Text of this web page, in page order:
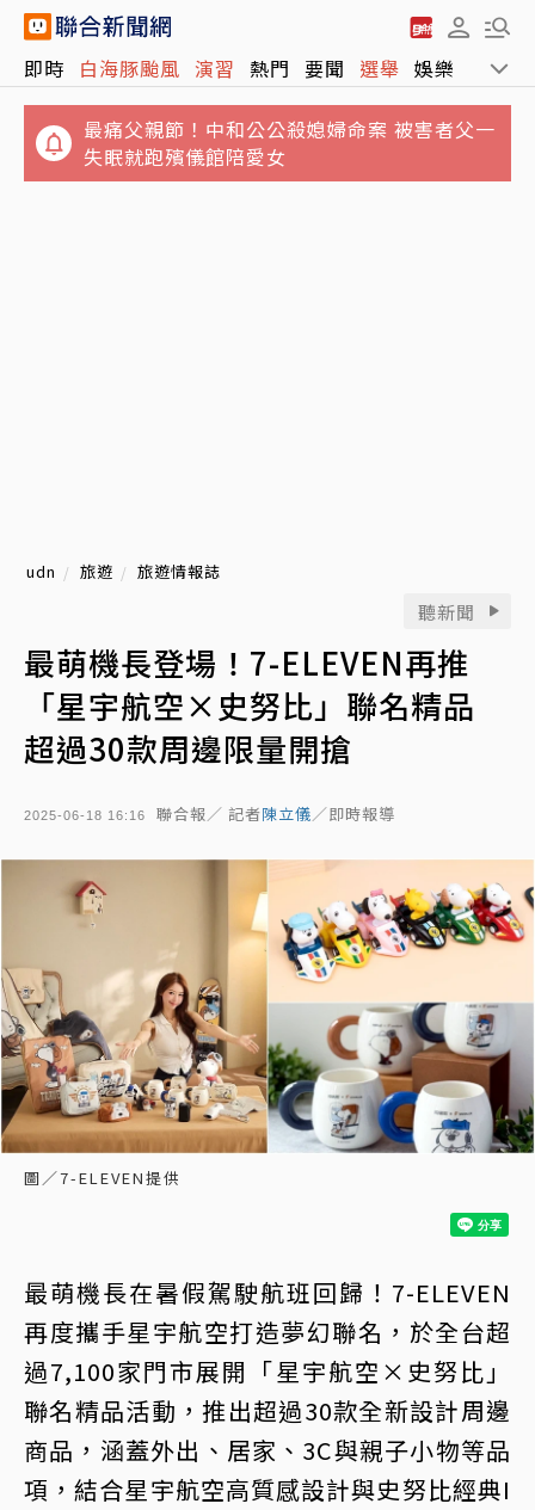
即時 白海豚颱風 演習 熱門 要聞 選舉 娛樂 運動
失眠就跑殯儀館陪愛女
2026「王功漁火節」88節登場！千人烤蚵、
海洋音樂會、煙火秀接力登場
udn 旅遊 旅遊情報誌
聽新聞
最萌機長登場！7-ELEVEN再推
「星宇航空×史努比」聯名精品
超過30款周邊限量開搶
2025-06-18 16:16 聯合報／ 記者陳立儀／即時報導
圖／7-ELEVEN提供
最萌機長在暑假駕駛航班回歸！7-ELEVEN
再度攜手星宇航空打造夢幻聯名，於全台超
過7,100家門市展開「星宇航空×史努比」
聯名精品活動，推出超過30款全新設計周邊
商品，涵蓋外出、居家、3C與親子小物等品
項，結合星宇航空高質感設計與史努比經典I